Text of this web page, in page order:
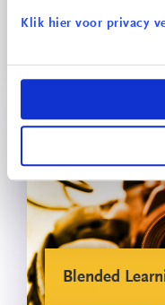
Klik hier voor privacy
Blended